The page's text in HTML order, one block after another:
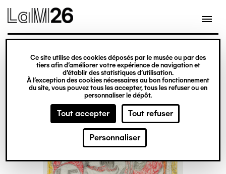
Gestion des cookies
Ce site utilise des cookies déposés par le musée ou par des
tiers afin d’améliorer votre expérience de navigation et
d’établir des statistiques d’utilisation.
À l’exception des cookies nécessaires au bon fonctionnement
du site, vous pouvez tous les accepter, tous les refuser ou en
personnaliser le dépôt.
Tout accepter Tout refuser
Personnaliser
contenu